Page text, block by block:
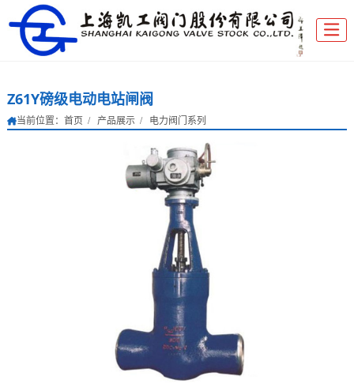
Z61Y磅级电动电站闸阀
当前位置： 首页 产品展示 电力阀门系列